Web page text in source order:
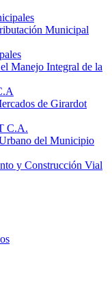
Municipal
Manejo Integral de la
de Girardot
C.A.
del Municipio
y Construcción Vial